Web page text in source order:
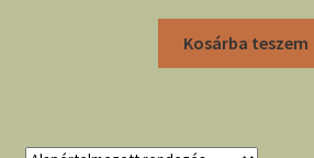
Kosárba teszem